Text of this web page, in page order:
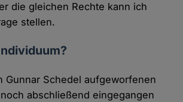
die gleichen Rechte kann ich
stellen.
Gunnar Schedel aufgeworfenen
abschließend eingegangen